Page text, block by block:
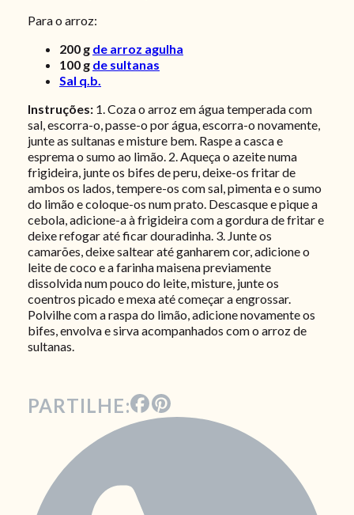
Para o arroz:
200 g de arroz agulha
100 g de sultanas
Sal q.b.
Instruções: 1. Coza o arroz em água temperada com
sal, escorra-o, passe-o por água, escorra-o novamente,
junte as sultanas e misture bem. Raspe a casca e
esprema o sumo ao limão. 2. Aqueça o azeite numa
frigideira, junte os bifes de peru, deixe-os fritar de
ambos os lados, tempere-os com sal, pimenta e o sumo
do limão e coloque-os num prato. Descasque e pique a
cebola, adicione-a à frigideira com a gordura de fritar e
deixe refogar até ficar douradinha. 3. Junte os
camarões, deixe saltear até ganharem cor, adicione o
leite de coco e a farinha maisena previamente
dissolvida num pouco do leite, misture, junte os
coentros picado e mexa até começar a engrossar.
Polvilhe com a raspa do limão, adicione novamente os
bifes, envolva e sirva acompanhados com o arroz de
sultanas.
PARTILHE: